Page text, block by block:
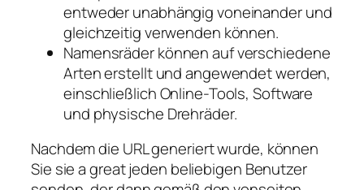
entweder unabhängig voneinander und
gleichzeitig verwenden können.
Namensräder können auf verschiedene
Arten erstellt und angewendet werden,
einschließlich Online-Tools, Software
und physische Drehräder.
Nachdem die URL generiert wurde, können
Sie sie a great jeden beliebigen Benutzer